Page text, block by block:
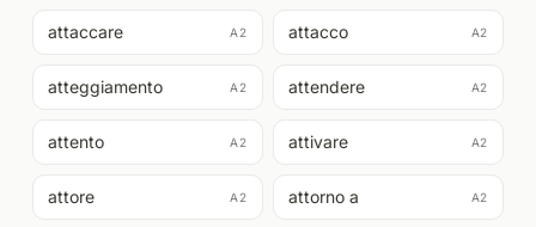
attaccare A2 attacco A2
atteggiamento A2 attendere A2
attento A2 attivare A2
attore A2 attorno a A2